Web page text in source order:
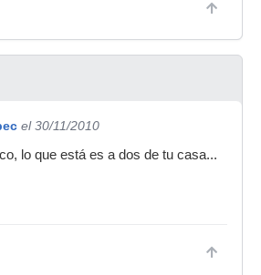
el 30/11/2010
lo que está es a dos de tu casa...